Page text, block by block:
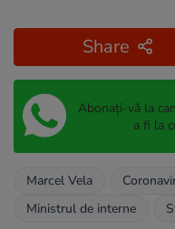
Share
Abonați-vă la
a fi la
Marcel Vela
Ministrul de interne